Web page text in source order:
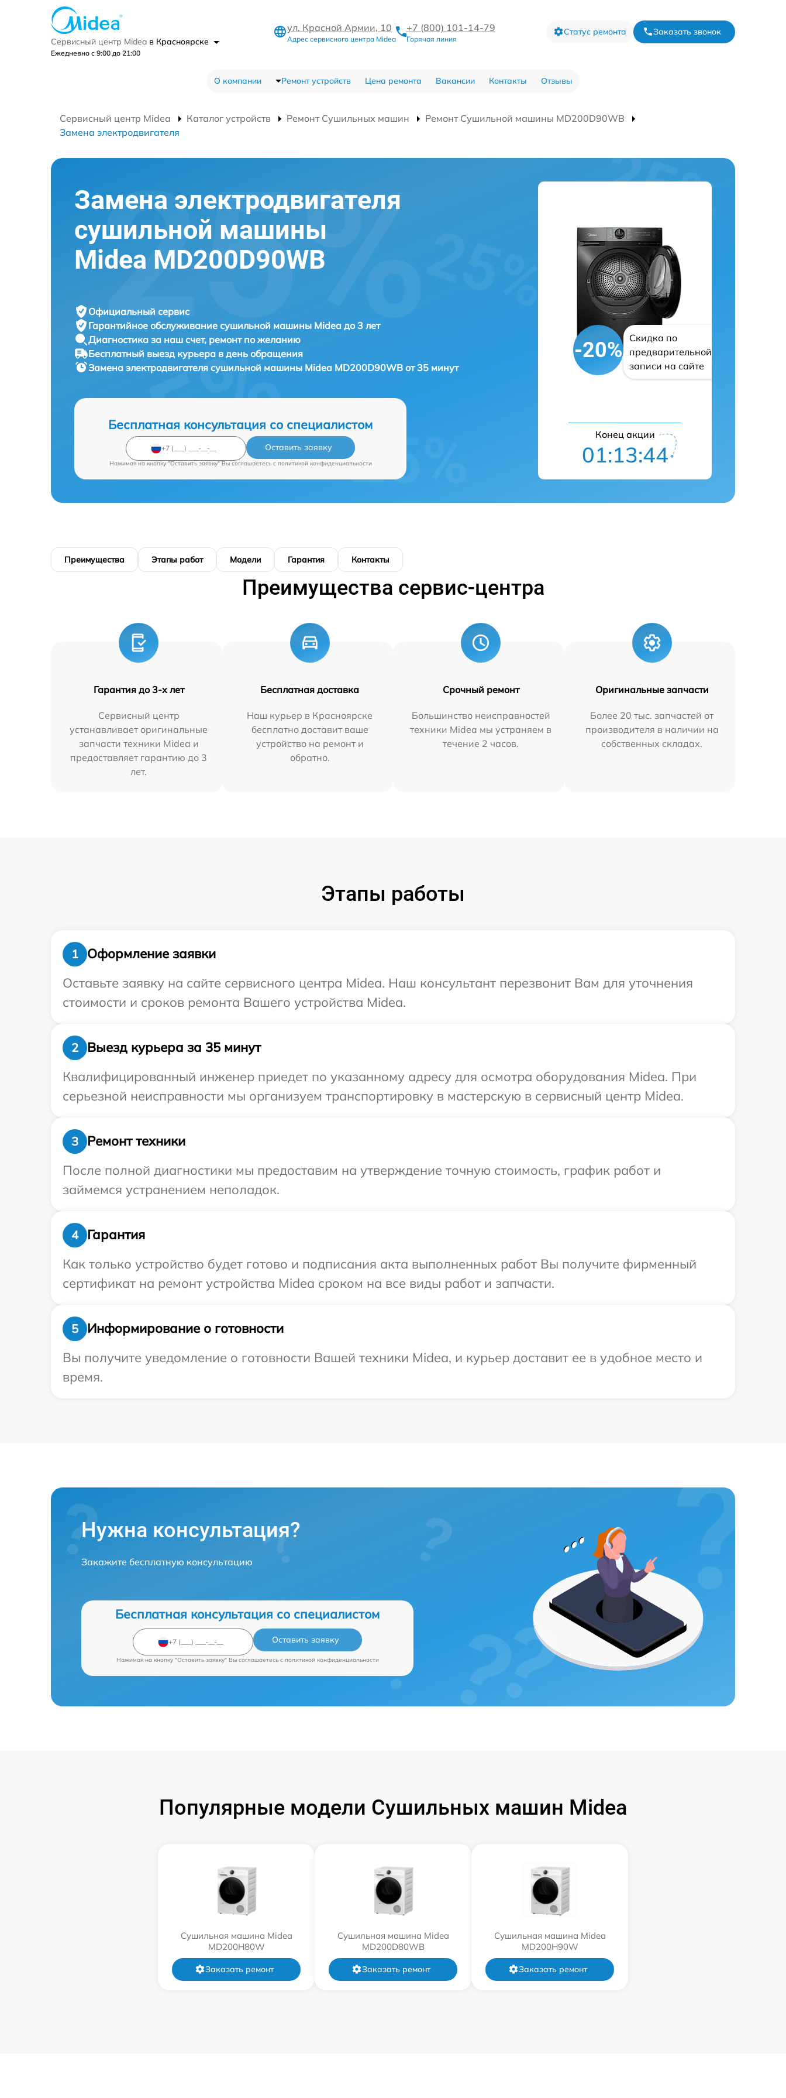
Сервисный центр Midea в Красноярске
Ежедневно с 9:00 до 21:00
ул. Красной Армии, 10
Адрес сервисного центра Midea
+7 (800) 101-14-79
Горячая линия
Статус ремонта Заказать звонок
О компании Ремонт устройств Цена ремонта Вакансии Контакты Отзывы
Сервисный центр Midea Каталог устройств Ремонт Сушильных машин
Ремонт Сушильной машины MD200D90WB
Замена электродвигателя
Замена электродвигателя
сушильной машины
Midea MD200D90WB
Официальный сервис
Гарантийное обслуживание сушильной машины Midea до 3 лет
Диагностика за наш счет, ремонт по желанию
Бесплатный выезд курьера в день обращения
Замена электродвигателя сушильной машины Midea MD200D90WB от 35 минут
Бесплатная консультация со специалистом
Оставить заявку
Нажимая на кнопку "Оставить заявку" Вы соглашаетесь c политикой конфиденциальности
-20%
Скидка по
предварительной
записи на сайте
Конец акции
01:13:43
Преимущества Этапы работ Модели Гарантия Контакты
Преимущества сервис-центра
Гарантия до 3-х лет
Сервисный центр
устанавливает оригинальные
запчасти техники Midea и
предоставляет гарантию до 3
лет.
Бесплатная доставка
Наш курьер в Красноярске
бесплатно доставит ваше
устройство на ремонт и
обратно.
Срочный ремонт
Большинство неисправностей
техники Midea мы устраняем в
течение 2 часов.
Оригинальные запчасти
Более 20 тыс. запчастей от
производителя в наличии на
собственных складах.
Этапы работы
1
Оформление заявки
Оставьте заявку на сайте сервисного центра Midea. Наш консультант перезвонит Вам для уточнения
стоимости и сроков ремонта Вашего устройства Midea.
2
Выезд курьера за 35 минут
Квалифицированный инженер приедет по указанному адресу для осмотра оборудования Midea. При
серьезной неисправности мы организуем транспортировку в мастерскую в сервисный центр Midea.
3
Ремонт техники
После полной диагностики мы предоставим на утверждение точную стоимость, график работ и
займемся устранением неполадок.
4
Гарантия
Как только устройство будет готово и подписания акта выполненных работ Вы получите фирменный
сертификат на ремонт устройства Midea сроком на все виды работ и запчасти.
5
Информирование о готовности
Вы получите уведомление о готовности Вашей техники Midea, и курьер доставит ее в удобное место и
время.
Нужна консультация?
Закажите бесплатную консультацию
Бесплатная консультация со специалистом
Оставить заявку
Нажимая на кнопку "Оставить заявку" Вы соглашаетесь c политикой конфиденциальности
Популярные модели Сушильных машин Midea
Сушильная машина Midea
MD200H80W
Заказать ремонт
Сушильная машина Midea
MD200D80WB
Заказать ремонт
Сушильная машина Midea
MD200H90W
Заказать ремонт